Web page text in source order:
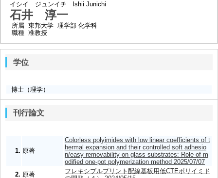
イシイ ジュンイチ
Ishii Junichi
石井 淳一
所属 東邦大学 理学部 化学科
職種 准教授
学位
博士（理学）
刊行論文
1. 原著
Colorless polyimides with low linear coefficients of t
hermal expansion and their controlled soft adhesio
n/easy removability on glass substrates: Role of m
odified one-pot polymerization method 2025/07/07
2. 原著
フレキシブルプリント配線基板用低CTEポリイミド